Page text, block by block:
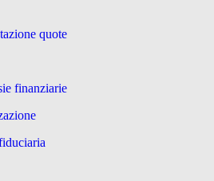
quote
finanziarie